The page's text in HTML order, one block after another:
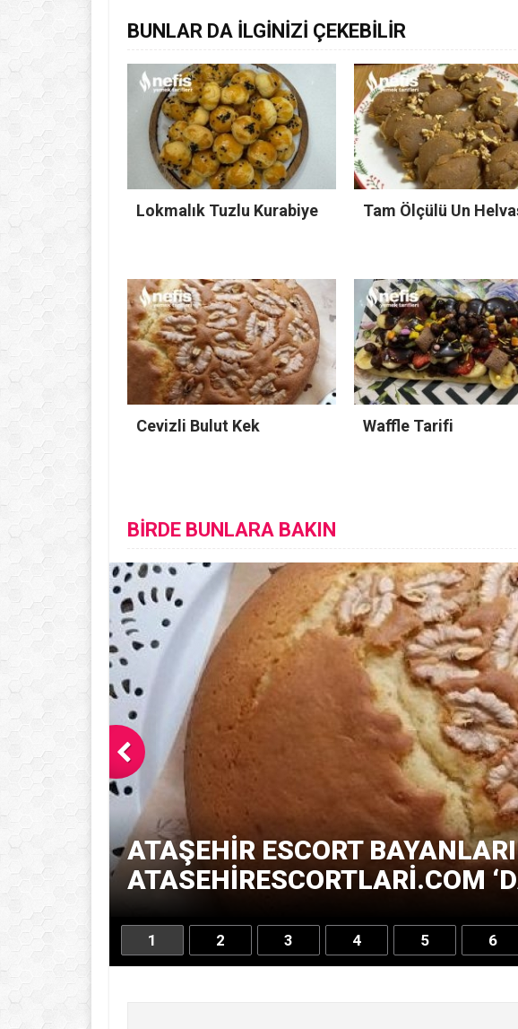
BUNLAR DA İLGİNİZİ ÇEKEBİLİR
Lokmalık Tuzlu Kurabiye Tam Ölçülü Un
Cevizli Bulut Kek Waffle Tarifi
BİRDE BUNLARA BAKIN
ATAŞEHIR ESCORT
ATASEHIRESCORTLARI.COM
1 2 3 4 5 6